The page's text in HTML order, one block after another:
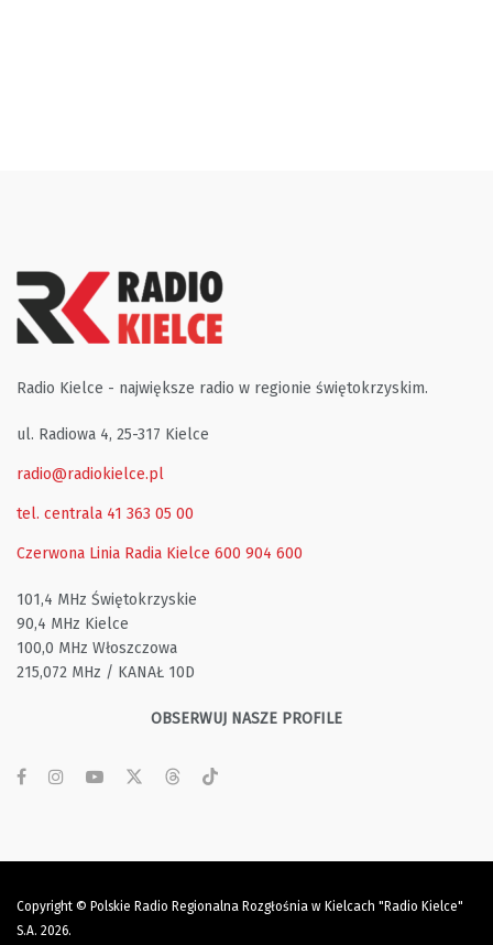
Radio Kielce - największe radio w regionie świętokrzyskim.
ul. Radiowa 4, 25-317 Kielce
radio@radiokielce.pl
tel. centrala 41 363 05 00
Czerwona Linia Radia Kielce 600 904 600
101,4 MHz Świętokrzyskie
90,4 MHz Kielce
100,0 MHz Włoszczowa
215,072 MHz / KANAŁ 10D
OBSERWUJ NASZE PROFILE
Copyright © Polskie Radio Regionalna Rozgłośnia w Kielcach "Radio Kielce"
S.A. 2026.